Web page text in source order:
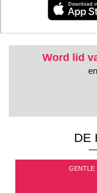
Word lid
DE
GENTLE